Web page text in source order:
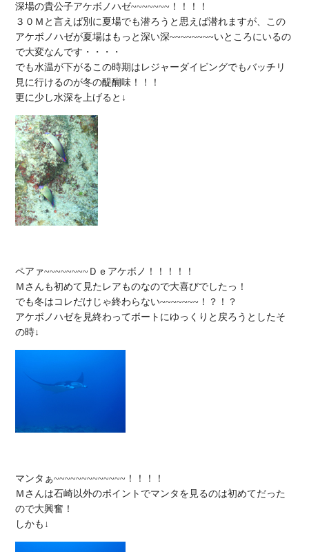
深場の貴公子アケボノハゼ~~~~~~~！！！！
３０Ｍと言えば別に夏場でも潜ろうと思えば潜れますが、この
アケボノハゼが夏場はもっと深い深~~~~~~~~いところにいるの
で大変なんです・・・・
でも水温が下がるこの時期はレジャーダイビングでもバッチリ
見に行けるのが冬の醍醐味！！！
ペアァ~~~~~~~~Ｄｅアケボノ！！！！！
Ｍさんも初めて見たレアものなので大喜びでしたっ！
でも冬はコレだけじゃ終わらない~~~~~~~！？！？
アケボノハゼを見終わってボートにゆっくりと戻ろうとしたそ
マンタぁ~~~~~~~~~~~~~！！！！
Ｍさんは石崎以外のポイントでマンタを見るのは初めてだった
ので大興奮！